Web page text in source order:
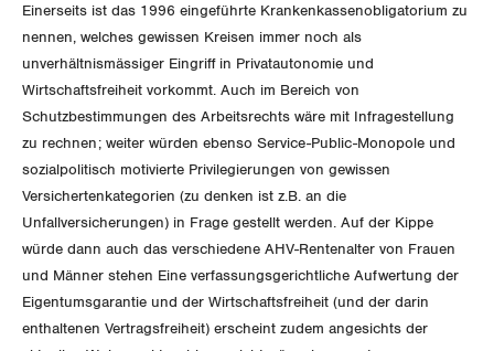
Einerseits ist das 1996 eingeführte Krankenkassenobligatorium zu
nennen, welches gewissen Kreisen immer noch als
unverhältnismässiger Eingriff in Privatautonomie und
Wirtschaftsfreiheit vorkommt. Auch im Bereich von
Schutzbestimmungen des Arbeitsrechts wäre mit Infragestellung
zu rechnen; weiter würden ebenso Service-Public-Monopole und
sozialpolitisch motivierte Privilegierungen von gewissen
Versichertenkategorien (zu denken ist z.B. an die
Unfallversicherungen) in Frage gestellt werden. Auf der Kippe
würde dann auch das verschiedene AHV-Rentenalter von Frauen
und Männer stehen Eine verfassungsgerichtliche Aufwertung der
Eigentumsgarantie und der Wirtschaftsfreiheit (und der darin
enthaltenen Vertragsfreiheit) erscheint zudem angesichts der